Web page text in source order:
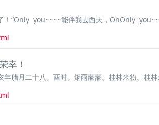
！“Only you~~~~能伴我去西天，OnOnly
幸！
腊月二十八。酉时。烟雨蒙蒙。桂林米粉。桂